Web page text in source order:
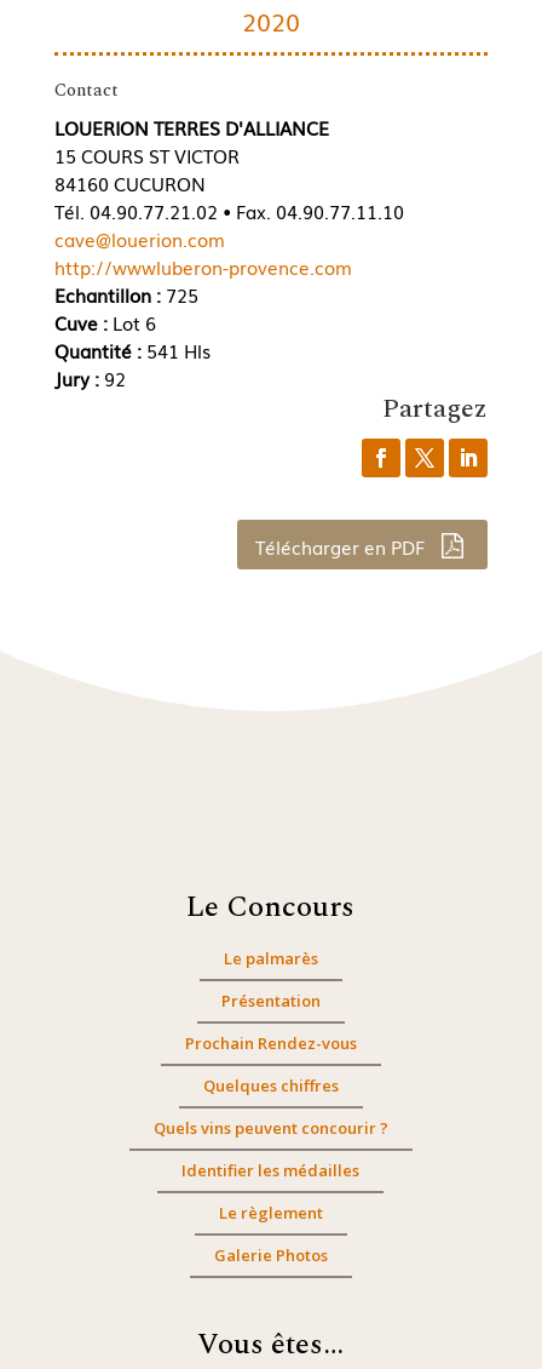
2020
Contact
LOUERION TERRES D'ALLIANCE
15 COURS ST VICTOR
84160 CUCURON
Tél. 04.90.77.21.02 • Fax. 04.90.77.11.10
cave@louerion.com
http://wwwluberon-provence.com
Echantillon :725
Cuve : Lot 6
Quantité : 541 Hls
Jury : 92
Partagez
Télécharger en PDF
Le Concours
Le palmarès
Présentation
Prochain Rendez-vous
Quelques chiffres
Quels vins peuvent concourir ?
Identifier les médailles
Le règlement
Galerie Photos
Vous êtes…